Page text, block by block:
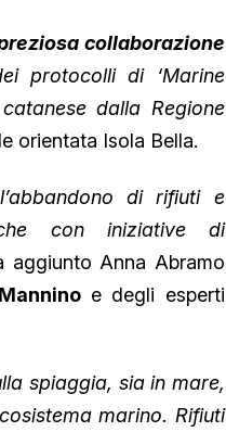
collaborazione
protocolli di ‘Marine
dalla Regione
orientata Isola Bella.
di rifiuti e
con iniziative di
aggiunto Anna Abramo
e degli esperti
spiaggia, sia in mare,
marino. Rifiuti